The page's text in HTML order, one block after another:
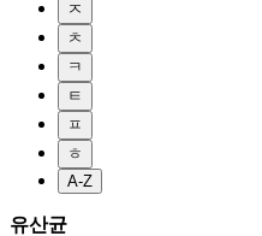
ㅈ
ㅊ
ㅋ
ㅌ
ㅍ
ㅎ
A-Z
유산균